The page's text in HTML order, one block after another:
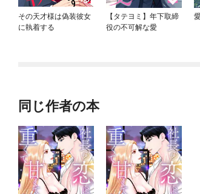
その天才様は偽装彼女
に執着する
【タテヨミ】年下取締
役の不可解な愛
同じ作者の本